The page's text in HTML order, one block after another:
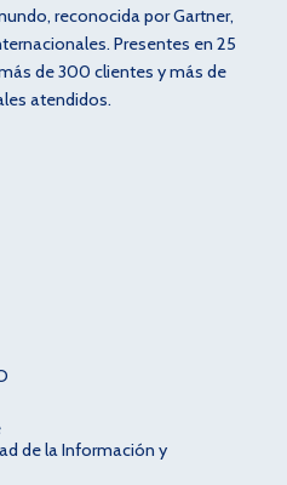
reconocida por Gartner,
Presentes en 25
de 300 clientes y más de
atendidos.
de la Información y